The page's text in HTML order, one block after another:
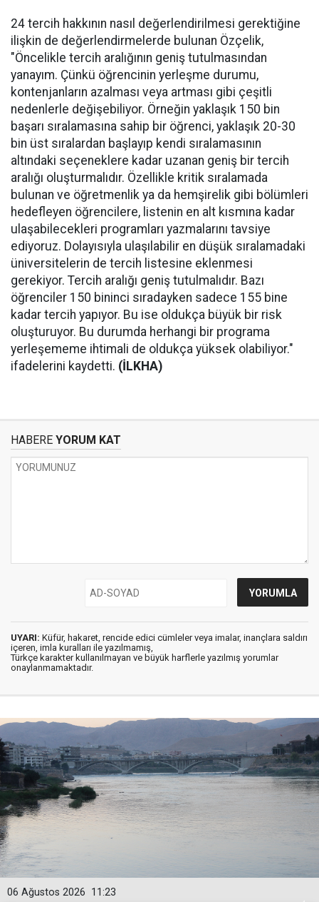
24 tercih hakkının nasıl değerlendirilmesi gerektiğine
ilişkin de değerlendirmelerde bulunan Özçelik,
"Öncelikle tercih aralığının geniş tutulmasından
yanayım. Çünkü öğrencinin yerleşme durumu,
kontenjanların azalması veya artması gibi çeşitli
nedenlerle değişebiliyor. Örneğin yaklaşık 150 bin
başarı sıralamasına sahip bir öğrenci, yaklaşık 20-30
bin üst sıralardan başlayıp kendi sıralamasının
altındaki seçeneklere kadar uzanan geniş bir tercih
aralığı oluşturmalıdır. Özellikle kritik sıralamada
bulunan ve öğretmenlik ya da hemşirelik gibi bölümleri
hedefleyen öğrencilere, listenin en alt kısmına kadar
ulaşabilecekleri programları yazmalarını tavsiye
ediyoruz. Dolayısıyla ulaşılabilir en düşük sıralamadaki
üniversitelerin de tercih listesine eklenmesi
gerekiyor. Tercih aralığı geniş tutulmalıdır. Bazı
öğrenciler 150 bininci sıradayken sadece 155 bine
kadar tercih yapıyor. Bu ise oldukça büyük bir risk
oluşturuyor. Bu durumda herhangi bir programa
yerleşememe ihtimali de oldukça yüksek olabiliyor."
ifadelerini kaydetti. (İLKHA)
HABERE YORUM KAT
UYARI: Küfür, hakaret, rencide edici cümleler veya imalar, inançlara saldırı
içeren, imla kuralları ile yazılmamış,
Türkçe karakter kullanılmayan ve büyük harflerle yazılmış yorumlar
onaylanmamaktadır.
11:23
06 Ağustos 2026